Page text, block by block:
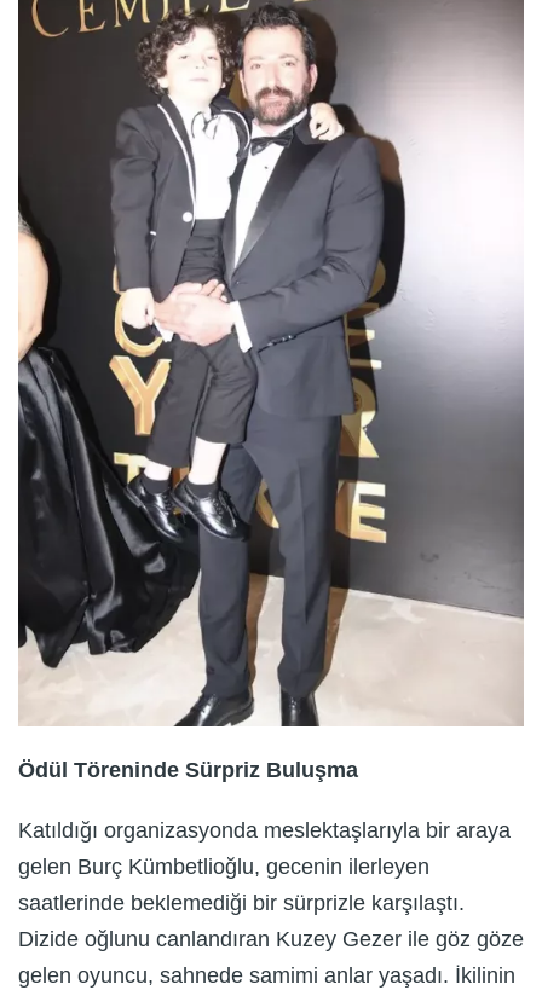
Ödül Töreninde Sürpriz Buluşma
Katıldığı organizasyonda meslektaşlarıyla bir araya
gelen Burç Kümbetlioğlu, gecenin ilerleyen
saatlerinde beklemediği bir sürprizle karşılaştı.
Dizide oğlunu canlandıran Kuzey Gezer ile göz göze
gelen oyuncu, sahnede samimi anlar yaşadı. İkilinin